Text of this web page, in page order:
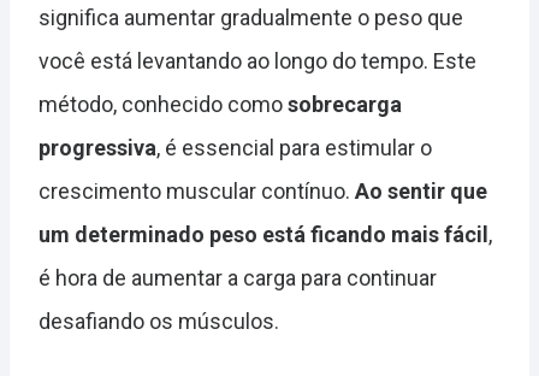
significa aumentar gradualmente o peso que
você está levantando ao longo do tempo. Este
método, conhecido comosobrecarga
progressiva, é essencial para estimular o
crescimento muscular contínuo. Ao sentir que
um determinado peso está ficando mais fácil ,
é hora de aumentar a carga para continuar
desafiando os músculos.